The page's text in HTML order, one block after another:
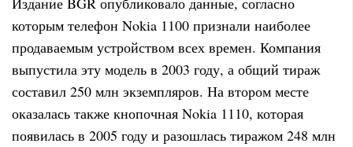
которым телефон Nokia 1100 признали наиболее
продаваемым устройством всех времен. Компания
выпустила эту модель в 2003 году, а общий тираж
составил 250 млн экземпляров. На втором месте
оказалась также кнопочная Nokia 1110, которая
появилась в 2005 году и разошлась тиражом 248 млн